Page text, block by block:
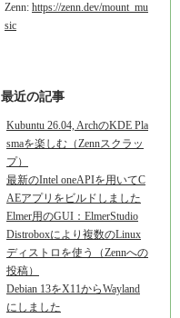
Zenn: https://zenn.dev/mount_mu
sic
最近の記事
Kubuntu 26.04, ArchのKDE Pla
smaを楽しむ（Zennスクラッ
プ）
最新のIntel oneAPIを用いてC
AEアプリをビルドしました
Elmer用のGUI：ElmerStudio
Distroboxにより複数のLinux
ディストロを使う（Zennへの
投稿）
Debian 13をX11からWayland
にしました